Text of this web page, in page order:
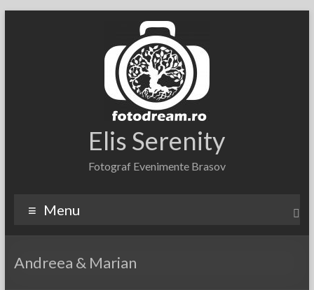
Elis Serenity
Fotograf Evenimente Brasov
Menu
Andreea & Marian